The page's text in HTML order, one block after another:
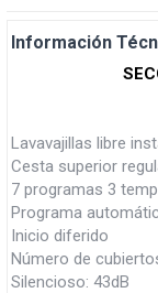
Información
Lavavajillas libre
Cesta superior
7 programas 3
Programa
Inicio diferido
Número de
Silencioso: 43dB